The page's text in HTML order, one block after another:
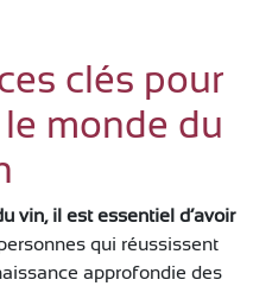
clés pour
monde du
vin, il est essentiel d’avoir
qui réussissent
approfondie des